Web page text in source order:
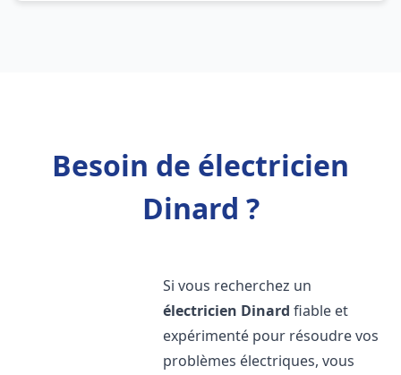
Besoin de électricien
Dinard ?
Si vous recherchez un
électricien Dinard fiable et
expérimenté pour résoudre vos
problèmes électriques, vous